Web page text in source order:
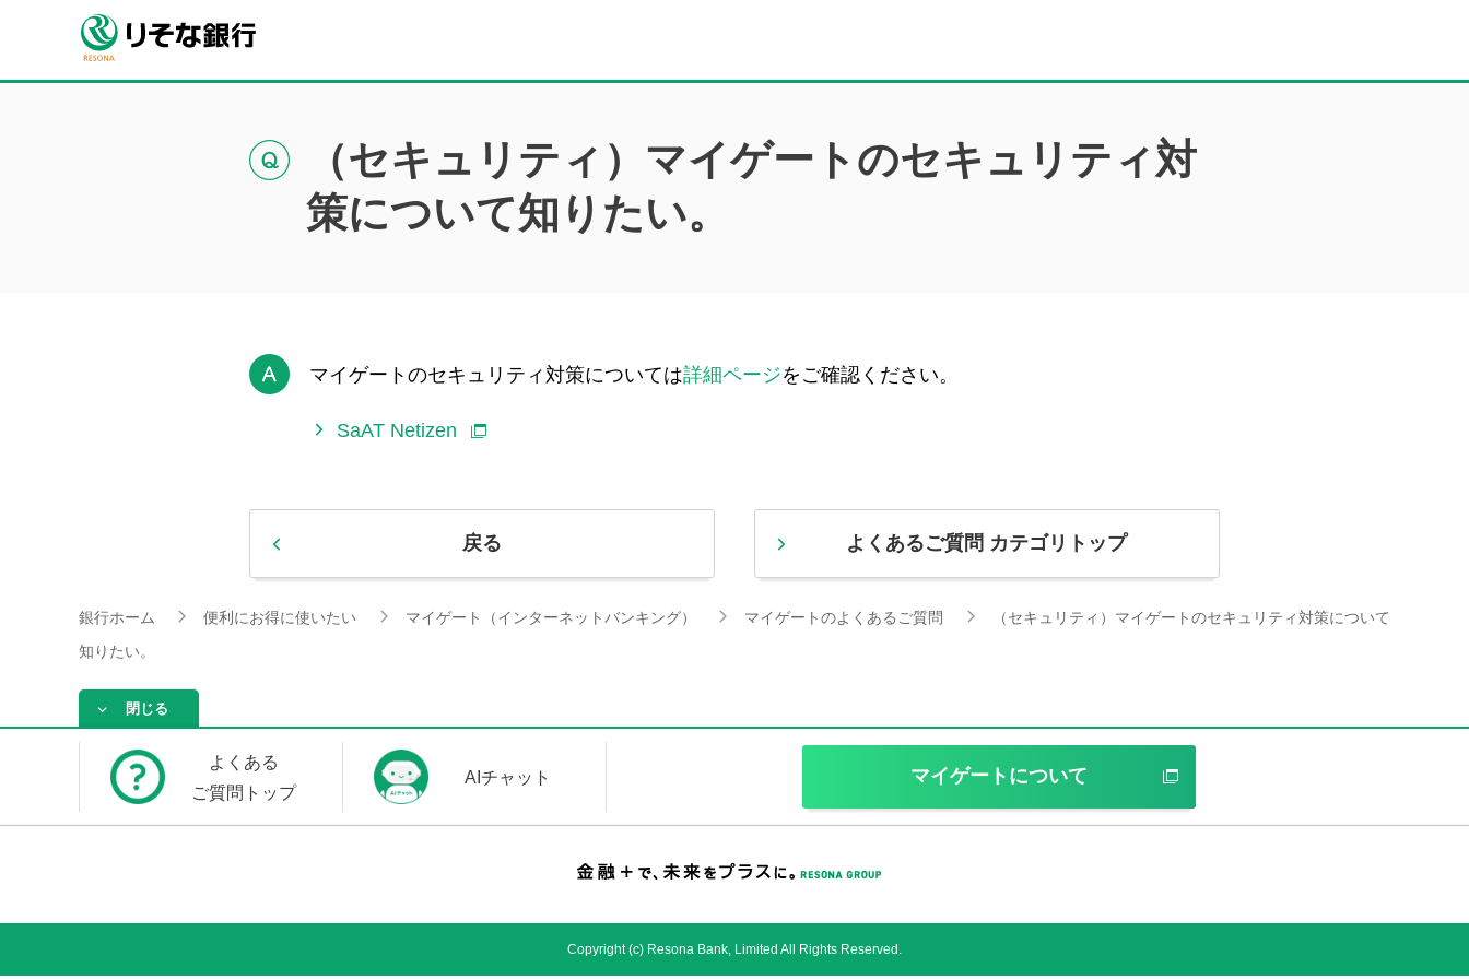
（セキュリティ）マイゲートのセキュリティ対
策について知りたい。
マイゲートのセキュリティ対策については詳細ページをご確認ください。
SaAT Netizen
戻る よくあるご質問 カテゴリトップ
銀行ホーム 便利にお得に使いたい マイゲート（インターネットバンキング） マイゲートのよくあるご質問
（セキュリティ）マイゲートのセキュリティ対策について
知りたい。
閉じる
よくある
ご質問トップ
AIチャット マイゲートについて
Copyright (c) Resona Bank, Limited All Rights Reserved.